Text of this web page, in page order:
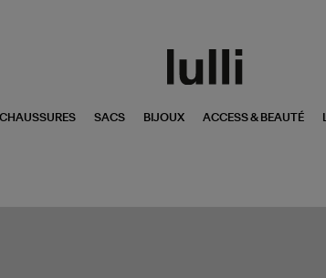
CHAUSSURES SACS BIJOUX ACCESS & BEAUTÉ